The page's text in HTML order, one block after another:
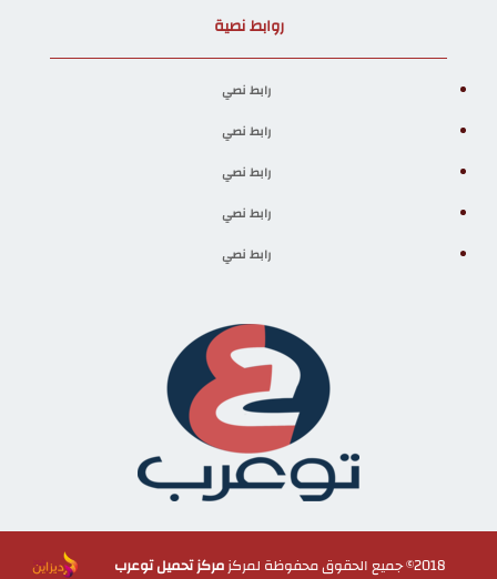
روابط نصية
رابط نصي
رابط نصي
رابط نصي
رابط نصي
رابط نصي
2018© جميع الحقوق محفوظة لمركز مركز تحميل توعرب